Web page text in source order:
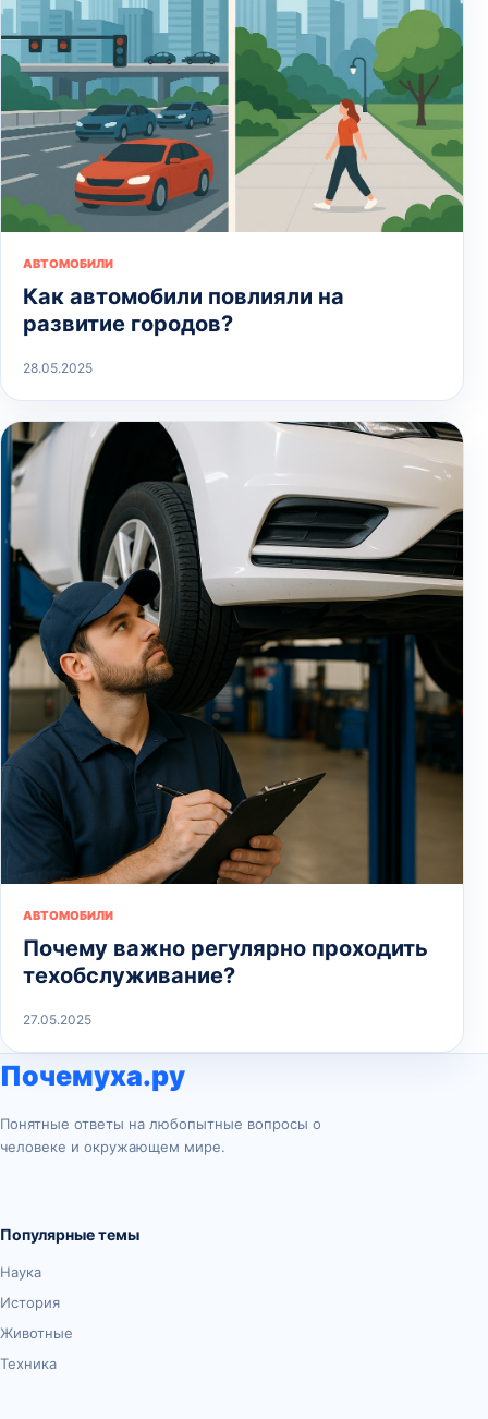
АВТОМОБИЛИ
Как автомобили повлияли на
развитие городов?
28.05.2025
АВТОМОБИЛИ
Почему важно регулярно проходить
техобслуживание?
27.05.2025
Почемуха.ру
Понятные ответы на любопытные вопросы о
человеке и окружающем мире.
Популярные темы
Наука
История
Животные
Техника